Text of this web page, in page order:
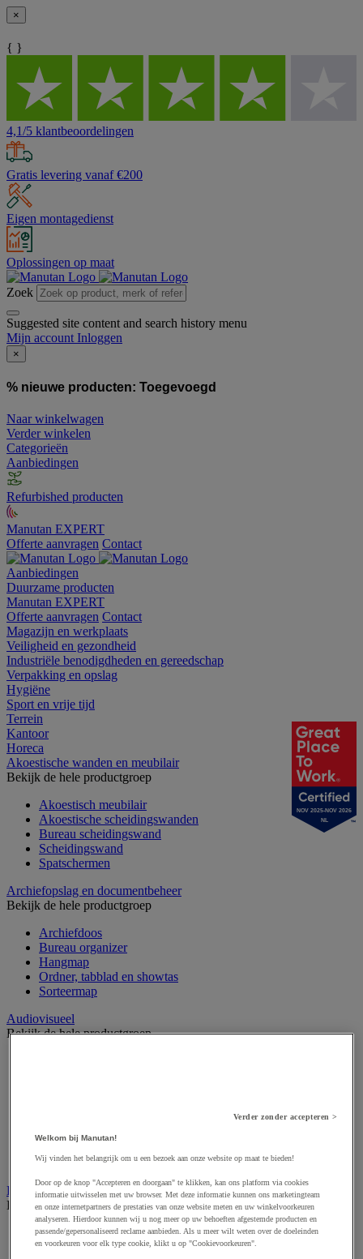
×
{ }
4,1/5 klantbeoordelingen
Gratis levering vanaf €200
Eigen montagedienst
Oplossingen op maat
Zoek
Suggested site content and search history menu
Mijn account Inloggen
×
% nieuwe producten: Toegevoegd
Naar winkelwagen
Verder winkelen
Categorieën
Aanbiedingen
Refurbished producten
Manutan EXPERT
Offerte aanvragen Contact
Aanbiedingen
Duurzame producten
Manutan EXPERT
Offerte aanvragen Contact
Magazijn en werkplaats
Veiligheid en gezondheid
Industriële benodigdheden en gereedschap
Verpakking en opslag
Hygiëne
Sport en vrije tijd
Terrein
Kantoor
Horeca
Akoestische wanden en meubilair
Bekijk de hele productgroep
Akoestisch meubilair
Akoestische scheidingswanden
Bureau scheidingswand
Scheidingswand
Spatschermen
Archiefopslag en documentbeheer
Bekijk de hele productgroep
Archiefdoos
Bureau organizer
Hangmap
Ordner, tabblad en showtas
Sorteermap
Audiovisueel
Bekijk de hele productgroep
Professionele audio en geluidsopname
Projectie en videoprojectie-apparatuur
Tv, dvd-speler en Blu-ray
Bewegwijzering en aanduidingsborden
Bekijk de hele productgroep
Deurnaambord
Pictogram
NOV 2025-NOV 2026
NL
Verder zonder accepteren >
Welkom bij Manutan!
Wij vinden het belangrijk om u een bezoek aan onze website op maat te bieden!
Door op de knop "Accepteren en doorgaan" te klikken, kan ons platform via cookies
informatie uitwisselen met uw browser. Met deze informatie kunnen ons marketingteam
en onze internetpartners de prestaties van onze website meten en uw winkelvoorkeuren
analyseren. Hierdoor kunnen wij u nog meer op uw behoeften afgestemde producten en
passende/gepersonaliseerd reclame aanbieden. Als u meer wilt weten over de doeleinden
en voorkeuren voor elk type cookie, klikt u op "Cookievoorkeuren".